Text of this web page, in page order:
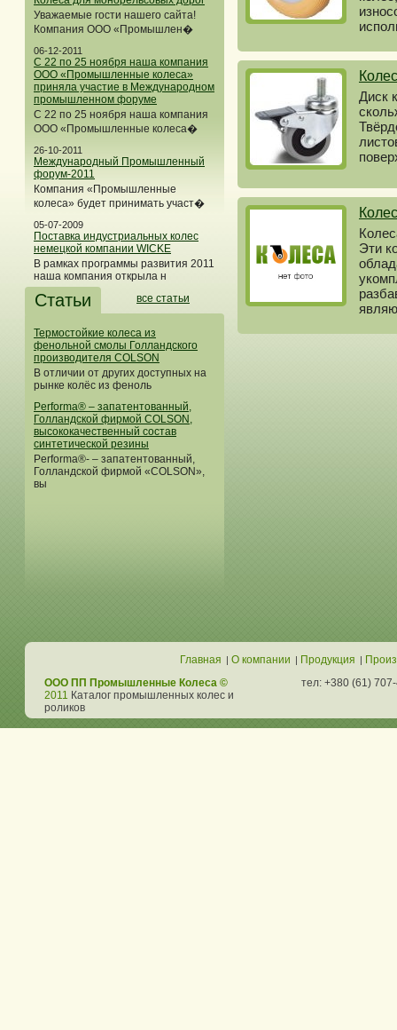
Диск
Эти
Уважаемые гости нашего сайта!
Компания ООО «Промышлен�
06-12-2011
С 22 по 25 ноября наша компания
ООО «Промышленные колеса»
приняла участие в Международном
промышленном форуме
С 22 по 25 ноября наша компания
ООО «Промышленные колеса�
26-10-2011
Международный Промышленный
форум-2011
Компания «Промышленные
колеса» будет принимать участ�
05-07-2009
Поставка индустриальных колес
немецкой компании WICKE
В рамках программы развития 2011
наша компания открыла н
Статьи все статьи
Термостойкие колеса из
фенольной смолы Голландского
производителя COLSON
В отличии от других доступных на
рынке колёс из феноль
Performa® – запатентованный,
Голландской фирмой COLSON,
высококачественный состав
синтетической резины
Performa®- – запатентованный,
Голландской фирмой «COLSON»,
вы
Главная | О компании | Продукция |
ООО ПП Промышленные Колеса ©
2011 Каталог промышленных колес и
роликов
тел: +380 (61)